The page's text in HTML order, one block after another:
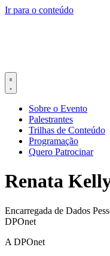
Ir para o conteúdo
Sobre o Evento
Palestrantes
Trilhas de Conteúdo
Programação
Quero Patrocinar
Renata
Encarregada de Dados
DPOnet
A DPOnet